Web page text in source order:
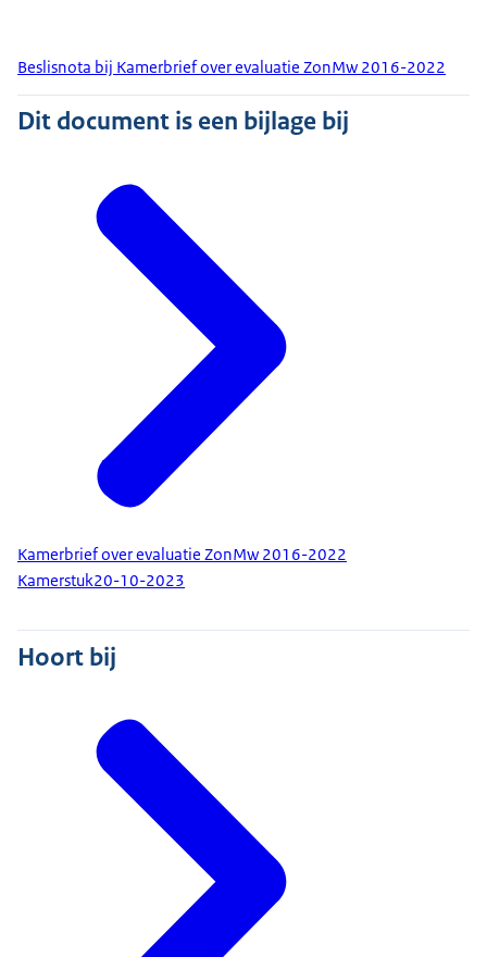
Beslisnota bij Kamerbrief over evaluatie ZonMw 2016-2022
Dit document is een bijlage bij
Kamerbrief over evaluatie ZonMw 2016-2022
Kamerstuk20-10-2023
Hoort bij